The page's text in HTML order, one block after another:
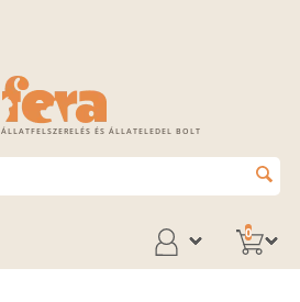
ÁLLATFELSZERELÉS ÉS ÁLLATELEDEL BOLT
0